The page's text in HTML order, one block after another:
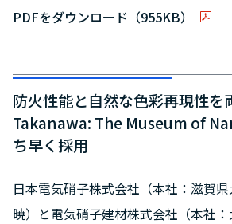
PDFをダウンロード（955KB）
防火性能と自然な色彩再現性を
Takanawa: The Museum of
ち早く採用
日本電気硝子株式会社（本社：滋賀
暁）と電気硝子建材株式会社（本社